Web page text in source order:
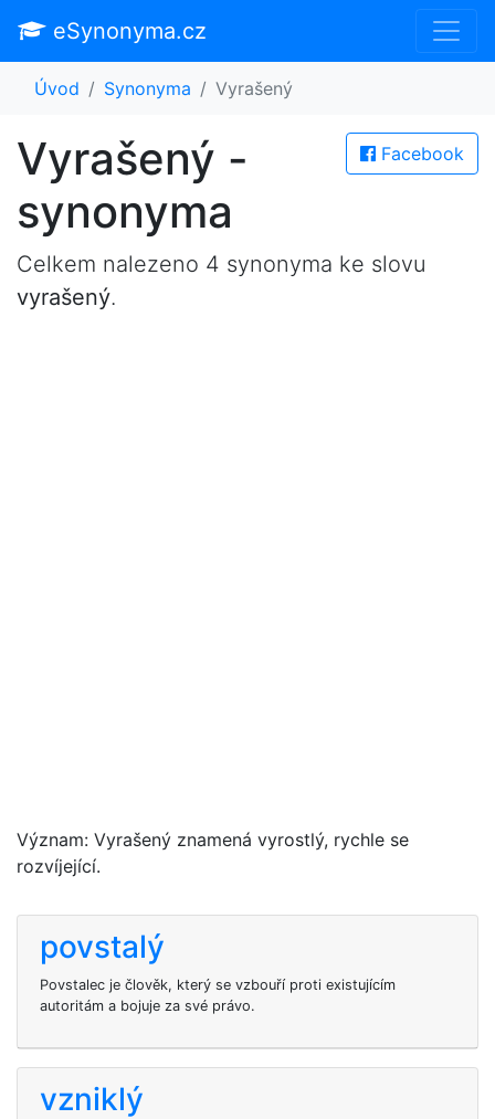
eSynonyma.cz
Úvod Synonyma Vyrašený
Facebook
Vyrašený -
synonyma
Celkem nalezeno 4 synonyma ke slovu
vyrašený.
Význam: Vyrašený znamená vyrostlý, rychle se
rozvíjející.
povstalý
Povstalec je člověk, který se vzbouří proti existujícím
autoritám a bojuje za své právo.
vzniklý